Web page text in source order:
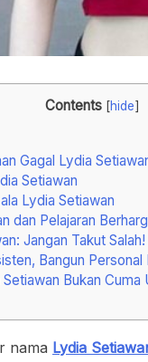
Contents [hide]
Gagal Lydia
Setiawan
Lydia Setiawan
dan Pelajaran
Jangan Takut Salah!
Bangun Personal
Bukan
nama Lydia